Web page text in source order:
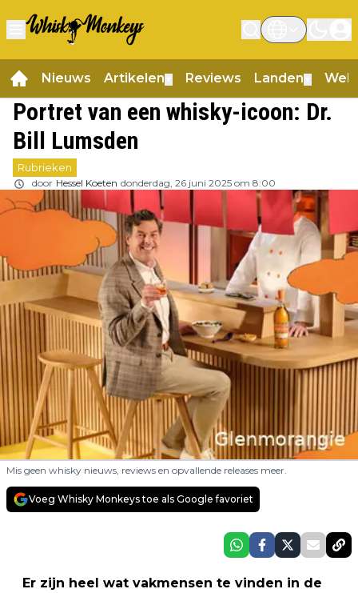
Nieuws Artikelen Reviews Landen
Portret van een whisky-icoon: Dr.
Bill Lumsden
Rubrieken
door Hessel Koeten donderdag, 26 juni 2025 om 8:00
Mis geen whisky nieuws, reviews en opvallende releases meer.
Voeg Whisky Monkeys toe als Google favoriet
Er zijn heel wat vakmensen te vinden in de